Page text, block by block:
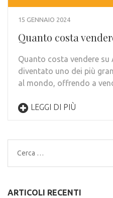
15 GENNAIO 2024
Quanto costa
Quanto costa vendere su
diventato uno dei più
al mondo, offrendo a
LEGGI DI PIÙ
Ricerca
per:
ARTICOLI RECENTI